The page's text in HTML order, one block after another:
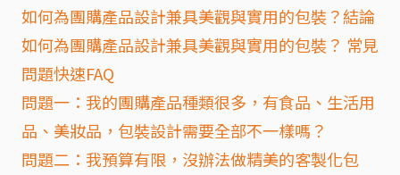
如何為團購產品設計兼具美觀與實用的包裝？結論
如何為團購產品設計兼具美觀與實用的包裝？ 常見
問題快速FAQ
問題一：我的團購產品種類很多，有食品、生活用
品、美妝品，包裝設計需要全部不一樣嗎？
問題二：我預算有限，沒辦法做精美的客製化包